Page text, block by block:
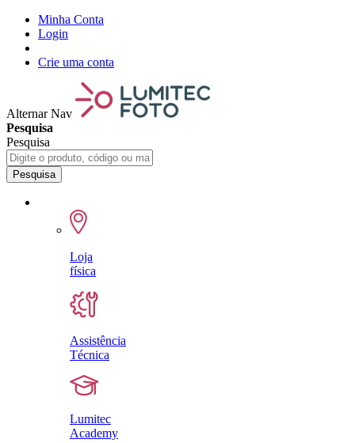
Minha Conta
Login
Crie uma conta
Alternar Nav
Pesquisa
Pesquisa
Pesquisa
Loja
física
Assistência
Técnica
Lumitec
Academy